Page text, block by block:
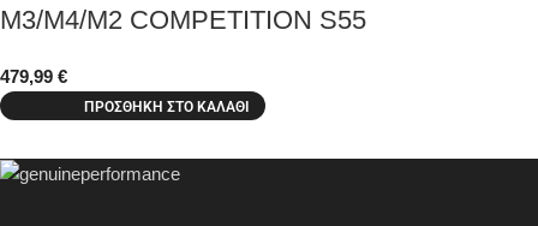
M3/M4/M2 COMPETITION S55
479,99 €
ΠΡΟΣΘΉΚΗ ΣΤΟ ΚΑΛΆΘΙ